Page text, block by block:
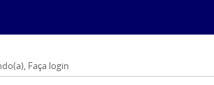
Faça login